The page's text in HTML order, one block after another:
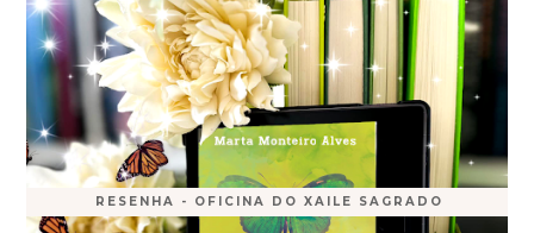
RESENHA - OFICINA DO XAILE SAGRADO